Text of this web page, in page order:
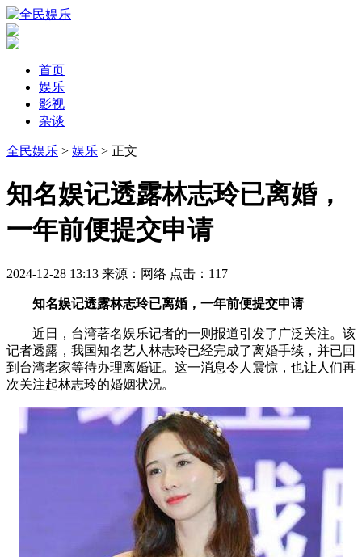
首页
娱乐
影视
杂谈
全民娱乐 > 娱乐 > 正文
​知名娱记透露林志玲已离婚，
一年前便提交申请
2024-12-28 13:13 来源：网络 点击： 117
知名娱记透露林志玲已离婚，一年前便提交申请
近日，台湾著名娱乐记者的一则报道引发了广泛关注。该
记者透露，我国知名艺人林志玲已经完成了离婚手续，并已回
到台湾老家等待办理离婚证。这一消息令人震惊，也让人们再
次关注起林志玲的婚姻状况。